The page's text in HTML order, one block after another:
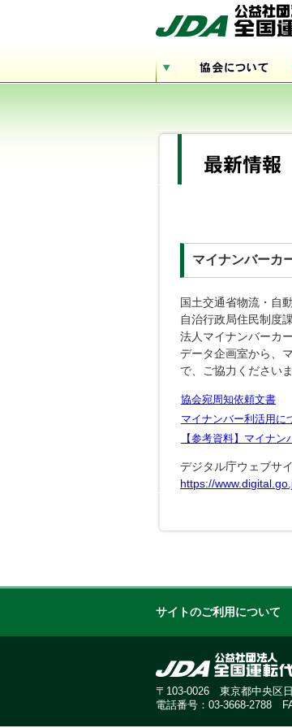
マイナンバーカ
国土交通省物流・自
自治行政局住民制度
法人マイナンバーカ
データ企画室から、
で、ご協力ください
協会宛周知依頼文書
マイナンバー利活用に
【参考資料】マイナ
デジタル庁ウェブサ
https://
サイトのご利用について
〒103-0026 東京都中央区
電話番号：03-3668-2788